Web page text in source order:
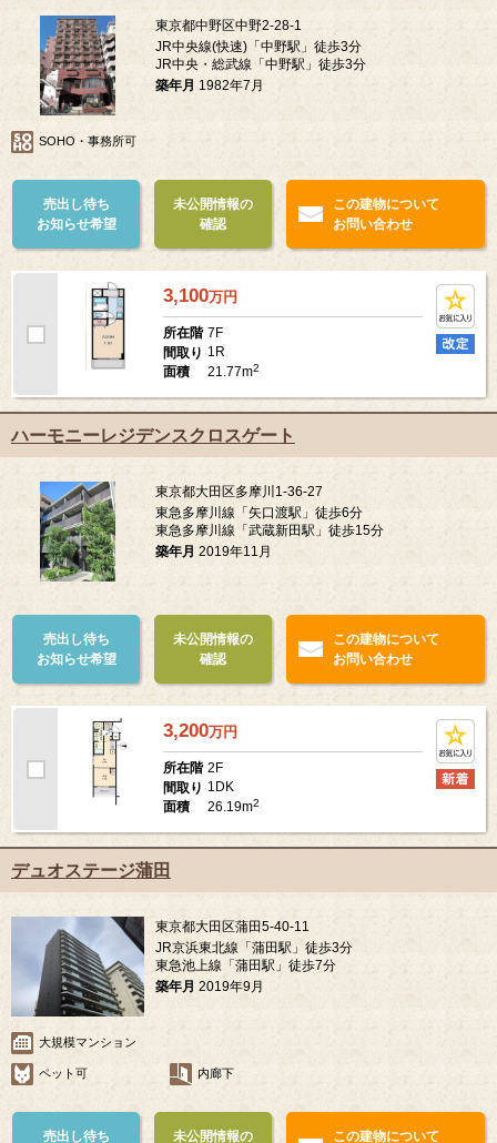
東京都中野区中野2-28-1
JR中央線(快速)「中野駅」徒歩3分
JR中央・総武線「中野駅」徒歩3分
築年月 1982年7月
SOHO・事務所可
売出し待ち
お知らせ希望
未公開情報の
確認
この建物について
お問い合わせ
3,100万円
所在階 7F
間取り 1R
面積
21.77m2
ハーモニーレジデンスクロスゲート
東京都大田区多摩川1-36-27
東急多摩川線「矢口渡駅」徒歩6分
東急多摩川線「武蔵新田駅」徒歩15分
築年月 2019年11月
売出し待ち
お知らせ希望
未公開情報の
確認
この建物について
お問い合わせ
3,200万円
所在階 2F
間取り 1DK
面積
26.19m2
デュオステージ蒲田
東京都大田区蒲田5-40-11
JR京浜東北線「蒲田駅」徒歩3分
東急池上線「蒲田駅」徒歩7分
築年月 2019年9月
大規模マンション
ペット可 内廊下
売出し待ち 未公開情報の この建物について